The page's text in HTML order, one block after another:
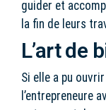
guider et
la fin de leurs
L’art de
Si elle a pu
l’entrepreneure